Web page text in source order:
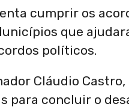
cumprir os
que
políticos.
Cláudio
para concluir o